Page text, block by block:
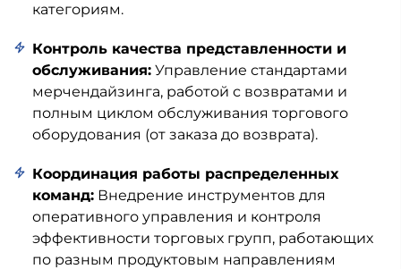
категориям.
Контроль качества представленности и
обслуживания: Управление стандартами
мерчендайзинга, работой с возвратами и
полным циклом обслуживания торгового
оборудования (от заказа до возврата).
Координация работы распределенных
команд: Внедрение инструментов для
оперативного управления и контроля
эффективности торговых групп, работающих
по разным продуктовым направлениям